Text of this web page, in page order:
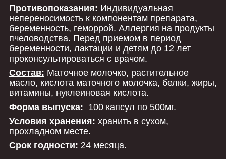
Противопоказания: Индивидуальная
непереносимость к компонентам препарата,
беременность, геморрой. Аллергия на продукты
пчеловодства. Перед приемом в период
беременности, лактации и детям до 12 лет
проконсультироваться с врачом.
Состав: Маточное молочко, растительное
масло, кислота маточного молочка, белки, жиры,
витамины, нуклеиновая кислота.
Форма выпуска: 100 капсул по 500мг.
Условия хранения: хранить в сухом,
прохладном месте.
Срок годности: 24 месяца.